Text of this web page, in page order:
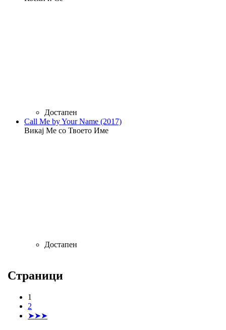
Достапен
Call Me by Your Name (2017)
Викај Ме со Твоето Име
Достапен
Страници
1
2
➤➤➤